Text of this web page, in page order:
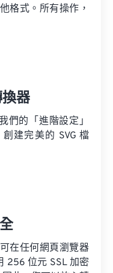
格式。所有操作，
器
們的「進階設定」
建完美的 SVG 檔
在任何網頁瀏覽器
256 位元 SSL 加密